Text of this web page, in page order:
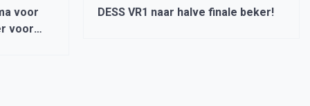
voor
voor
DESS VR1 naar halve finale beker!